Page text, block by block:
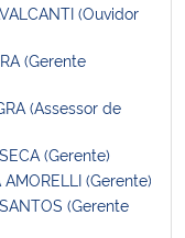
(Ouvidor
(Gerente
(Assessor de
(Gerente)
(Gerente)
(Gerente